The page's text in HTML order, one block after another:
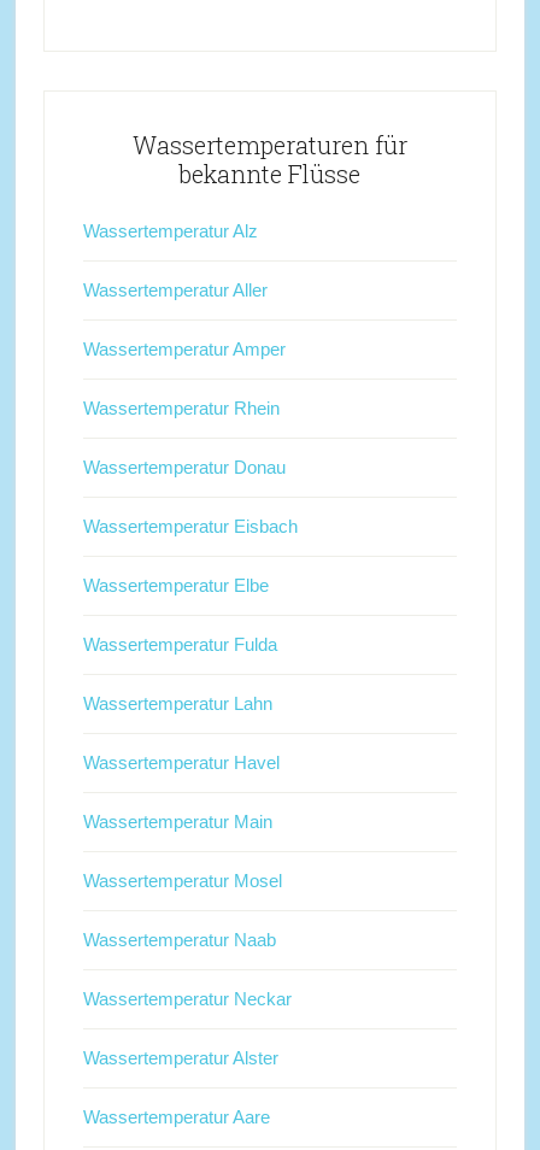
Wassertemperaturen für
bekannte Flüsse
Wassertemperatur Alz
Wassertemperatur Aller
Wassertemperatur Amper
Wassertemperatur Rhein
Wassertemperatur Donau
Wassertemperatur Eisbach
Wassertemperatur Elbe
Wassertemperatur Fulda
Wassertemperatur Lahn
Wassertemperatur Havel
Wassertemperatur Main
Wassertemperatur Mosel
Wassertemperatur Naab
Wassertemperatur Neckar
Wassertemperatur Alster
Wassertemperatur Aare